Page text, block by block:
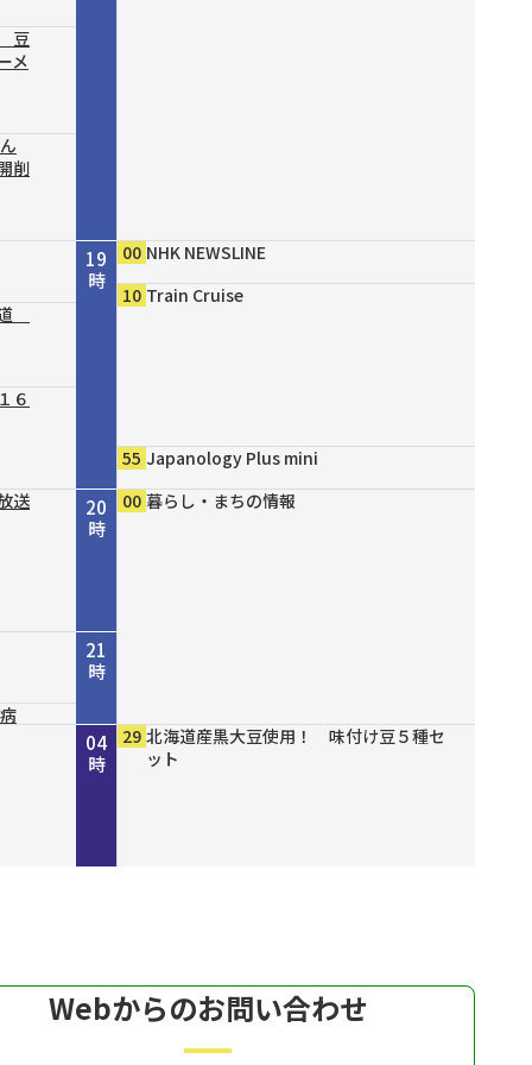
豆
メ
削
６
送
19
時
20
時
21
時
22
時
23
時
00
時
01
時
02
時
03
時
04
時
00 NHK NEWSLINE
10 Train Cruise
55 Japanology Plus mini
00 暮らし・まちの情報
00 NHK NEWSLINE
10 NHK WORLD-JAPAN Special program
00 守ろう命プラス～今からできる！我が家
の防災～
30 災害に備える～地震編～
00 ショップスターバリュー チェンジ 美
白の日スペシャル
00 緊急開催！ 真夏の大特価市モズ
00 有機クコピューレ１００％！ オーガニ
ックゴジベリージュース
00 ブレスエアー ベストフィットピロー
２ 通気性抜群で背中までサポート
00 備長炭仕上げ こだわりのやきとり缶詰
29 北海道産黒大豆使用！ 味付け豆５種セ
ット
Webからのお問い合わせ